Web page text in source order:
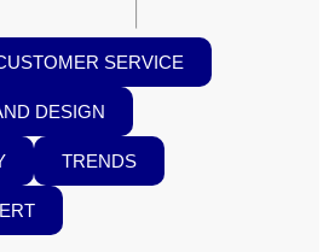
SERVICE
DESIGN
TRENDS